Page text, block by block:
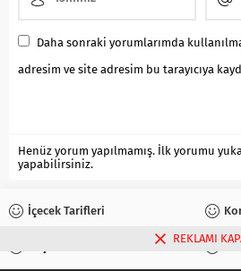
Daha sonraki yorumlarımda
adresim ve site adresim bu tarayıcıya
Henüz yorum yapılmamış. İlk yorumu
yapabilirsiniz.
İçecek Tarifleri
REKLAMI